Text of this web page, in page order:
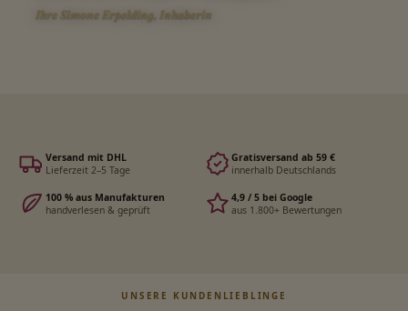
Ihre Simone Erpelding, Inhaberin
Versand mit DHL
Lieferzeit 2–5 Tage
Gratisversand ab 59 €
innerhalb Deutschlands
100 % aus Manufakturen
handverlesen & geprüft
4,9 / 5 bei Google
aus 1.800+ Bewertungen
UNSERE KUNDENLIEBLINGE